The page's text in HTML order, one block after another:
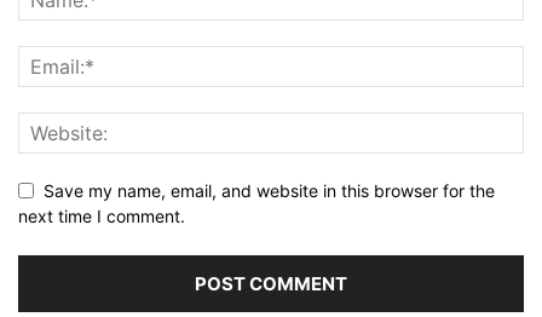
Save my name, email, and website in this browser for the
next time I comment.